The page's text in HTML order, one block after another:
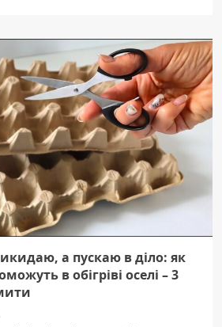
а пускаю в діло: як
в обігріві оселі – 3